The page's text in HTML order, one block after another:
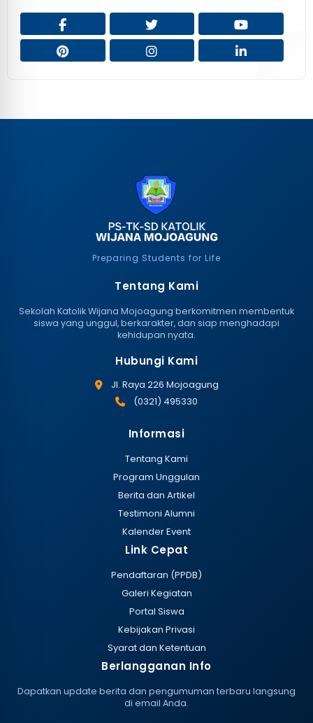
Preparing Students for Life
Tentang Kami
Sekolah Katolik Wijana Mojoagung berkomitmen membentuk
siswa yang unggul, berkarakter, dan siap menghadapi
kehidupan nyata.
Hubungi Kami
Jl. Raya 226 Mojoagung
(0321) 495330
Informasi
Tentang Kami
Program Unggulan
Berita dan Artikel
Testimoni Alumni
Kalender Event
Link Cepat
Pendaftaran (PPDB)
Galeri Kegiatan
Portal Siswa
Kebijakan Privasi
Syarat dan Ketentuan
Berlangganan Info
Dapatkan update berita dan pengumuman terbaru langsung
di email Anda.